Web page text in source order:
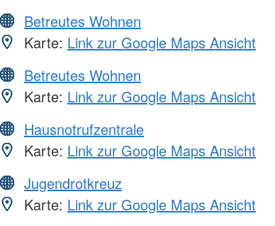
Betreutes Wohnen
Karte: Link zur Google Maps Ansicht
Betreutes Wohnen
Karte: Link zur Google Maps Ansicht
Hausnotrufzentrale
Karte: Link zur Google Maps Ansicht
Jugendrotkreuz
Karte: Link zur Google Maps Ansicht